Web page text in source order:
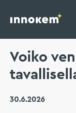
Voiko
30.6.2026